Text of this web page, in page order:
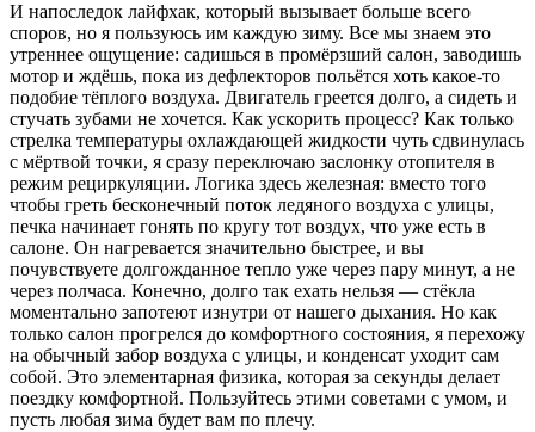
И напоследок лайфхак, который вызывает больше всего
споров, но я пользуюсь им каждую зиму. Все мы знаем это
утреннее ощущение: садишься в промёрзший салон, заводишь
мотор и ждёшь, пока из дефлекторов польётся хоть какое-то
подобие тёплого воздуха. Двигатель греется долго, а сидеть и
стучать зубами не хочется. Как ускорить процесс? Как только
стрелка температуры охлаждающей жидкости чуть сдвинулась
с мёртвой точки, я сразу переключаю заслонку отопителя в
режим рециркуляции. Логика здесь железная: вместо того
чтобы греть бесконечный поток ледяного воздуха с улицы,
печка начинает гонять по кругу тот воздух, что уже есть в
салоне. Он нагревается значительно быстрее, и вы
почувствуете долгожданное тепло уже через пару минут, а не
через полчаса. Конечно, долго так ехать нельзя — стёкла
моментально запотеют изнутри от нашего дыхания. Но как
только салон прогрелся до комфортного состояния, я перехожу
на обычный забор воздуха с улицы, и конденсат уходит сам
собой. Это элементарная физика, которая за секунды делает
поездку комфортной. Пользуйтесь этими советами с умом, и
пусть любая зима будет вам по плечу.